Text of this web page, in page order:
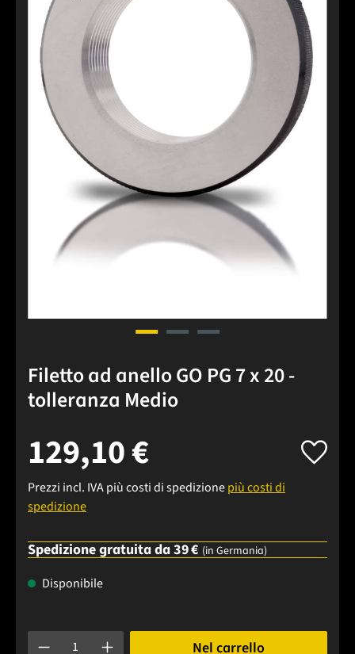
Filetto ad anello GO PG 7 x 20 -
tolleranza Medio
129,10 €
Prezzi incl. IVA più costi di spedizionepiù costi di
spedizione
Spedizione gratuita da 39 € (in Germania)
Disponibile
Quantità del prodotto: inserisci la quantità desiderata o
Nel carrello